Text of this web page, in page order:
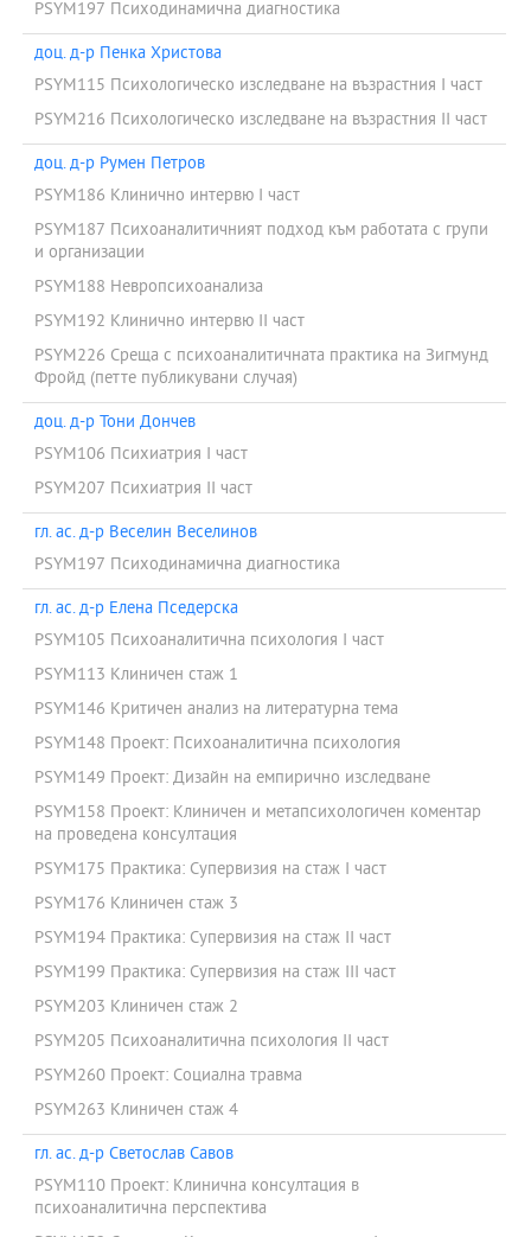
PSYM197 Психодинамична диагностика
доц. д-р Пенка Христова
PSYM115 Психологическо изследване на възрастния I част
PSYM216 Психологическо изследване на възрастния ІІ част
доц. д-р Румен Петров
PSYM186 Клинично интервю I част
PSYM187 Психоаналитичният подход към работата с групи
и организации
PSYM188 Невропсихоанализа
PSYM192 Клинично интервю II част
PSYM226 Среща с психоаналитичната практика на Зигмунд
Фройд (петте публикувани случая)
доц. д-р Тони Дончев
PSYM106 Психиатрия I част
PSYM207 Психиатрия ІІ част
гл. ас. д-р Веселин Веселинов
PSYM197 Психодинамична диагностика
гл. ас. д-р Елена Пседерска
PSYM105 Психоаналитична психология I част
PSYM113 Клиничен стаж 1
PSYM146 Критичен анализ на литературна тема
PSYM148 Проект: Психоаналитична психология
PSYM149 Проект: Дизайн на емпирично изследване
PSYM158 Проект: Клиничен и метапсихологичен коментар
на проведена консултация
PSYM175 Практика: Супервизия на стаж I част
PSYM176 Клиничен стаж 3
PSYM194 Практика: Супервизия на стаж II част
PSYM199 Практика: Супервизия на стаж III част
PSYM203 Клиничен стаж 2
PSYM205 Психоаналитична психология ІI част
PSYM260 Проект: Социална травма
PSYM263 Клиничен стаж 4
гл. ас. д-р Светослав Савов
PSYM110 Проект: Клинична консултация в
психоаналитична перспектива